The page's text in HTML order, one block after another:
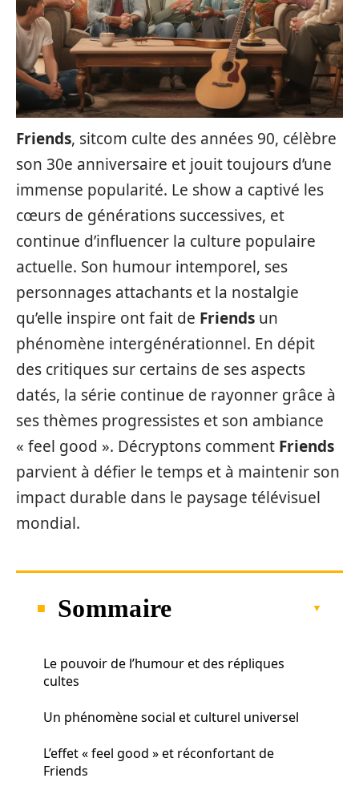
Friends, sitcom culte des années 90, célèbre
son 30e anniversaire et jouit toujours d’une
immense popularité. Le show a captivé les
cœurs de générations successives, et
continue d’influencer la culture populaire
actuelle. Son humour intemporel, ses
personnages attachants et la nostalgie
qu’elle inspire ont fait de Friends un
phénomène intergénérationnel. En dépit
des critiques sur certains de ses aspects
datés, la série continue de rayonner grâce à
ses thèmes progressistes et son ambiance
« feel good ». Décryptons comment Friends
parvient à défier le temps et à maintenir son
impact durable dans le paysage télévisuel
mondial.
Sommaire
Le pouvoir de l’humour et des répliques
cultes
Un phénomène social et culturel universel
L’effet « feel good » et réconfortant de
Friends